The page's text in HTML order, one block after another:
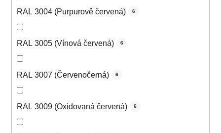
RAL 3004 (Purpurově červená) 6
RAL 3005 (Vínová červená) 6
RAL 3007 (Červenočerná) 6
RAL 3009 (Oxidovaná červená) 6